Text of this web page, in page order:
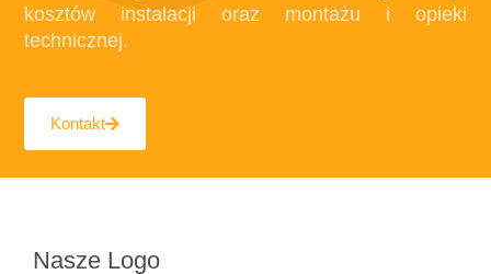
kosztów instalacji oraz montażu i opieki
technicznej.
Kontakt
Nasze Logo